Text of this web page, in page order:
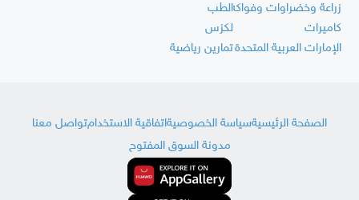
زراعة وخضراوات وفواكهالطب
كاميرات
لكزس
الإمارات العربية المتحدةتمارين رياضية
الصفحة الرئيسيةسياسة الخصوصيةاتفاقية الاستخدامتواصل معنا
مدونة السوق المفتوح